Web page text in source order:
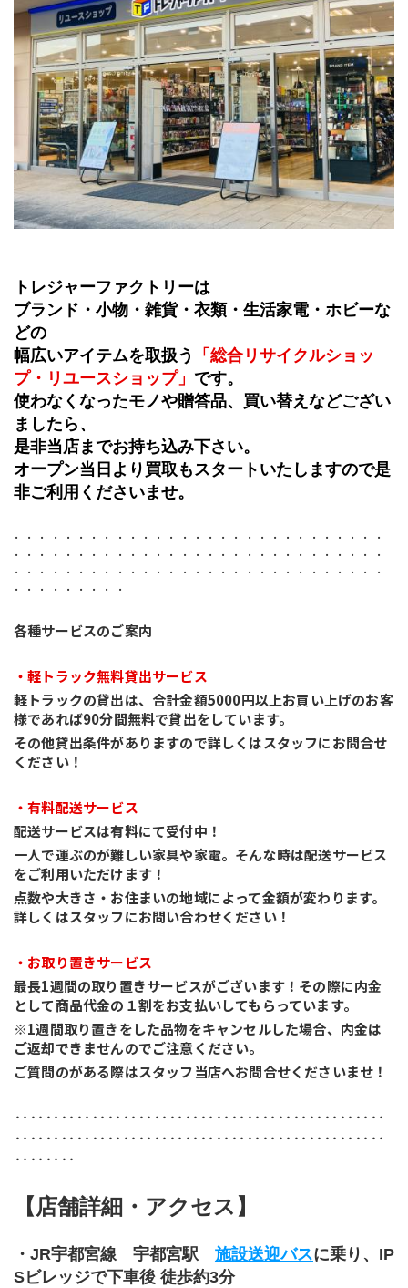
トレジャーファクトリーは
ブランド・小物・雑貨・衣類・生活家電・ホビーな
どの
幅広いアイテムを取扱う
「総合リサイクルショッ
プ・リユースショップ」 です。
使わなくなったモノや贈答品、買い替えなどござい
ましたら、
是非当店までお持ち込み下さい。
オープン当日より買取もスタートいたしますので是
非ご利用くださいませ。
．．．．．．．．．．．．．．．．．．．．．．．．．．．．．
．．．．．．．．．．．．．．．．．．．．．．．．．．．．．
．．．．．．．．．．．．．．．．．．．．．．．．．．．．．
．．．．．．．．．
各種サービスのご案内
・軽トラック無料貸出サービス
軽トラックの貸出は、合計金額5000円以上お買い上げのお客
様であれば90分間無料で貸出をしています。
その他貸出条件がありますので詳しくはスタッフにお問合せ
ください！
・有料配送サービス
配送サービスは有料にて受付中！
一人で運ぶのが難しい家具や家電。そんな時は配送サービス
をご利用いただけます！
点数や大きさ・お住まいの地域によって金額が変わります。
詳しくはスタッフにお問い合わせください！
・お取り置きサービス
最長1週間の取り置きサービスがございます！その際に内金
として商品代金の１割をお支払いしてもらっています。
※1週間取り置きをした品物をキャンセルした場合、内金は
ご返却できませんのでご注意ください。
ご質問のがある際はスタッフ当店へお問合せくださいませ！
‥‥‥‥‥‥‥‥‥‥‥‥‥‥‥‥‥‥‥‥‥‥‥‥
‥‥‥‥‥‥‥‥‥‥‥‥‥‥‥‥‥‥‥‥‥‥‥‥
‥‥‥‥
【店舗詳細・アクセス】
・JR宇都宮線　宇都宮駅 施設送迎バスに乗り、IP
Sビレッジで下車後 徒歩約3分